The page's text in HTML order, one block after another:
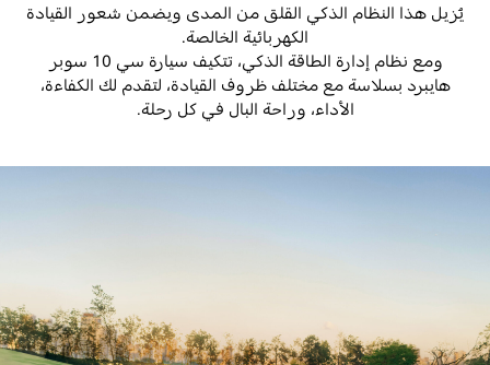
يُزيل هذا النظام الذكي القلق من المدى ويضمن شعور القيادة
الكهربائية الخالصة.
ومع نظام إدارة الطاقة الذكي، تتكيف سيارة سي 10 سوبر
هايبرد بسلاسة مع مختلف ظروف القيادة، لتقدم لك الكفاءة،
الأداء، وراحة البال في كل رحلة.